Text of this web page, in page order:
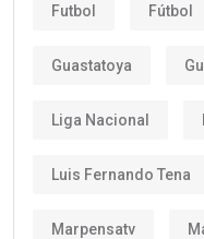
Futbol Fútbol
Guastatoya
Liga Nacional
Luis Fernando Tena
Marpensatv